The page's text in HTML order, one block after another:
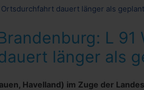
dauert länger als geplant
L 91
länger als
Havelland) im Zuge der